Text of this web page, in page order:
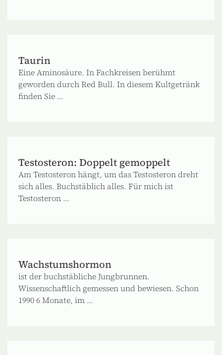
Taurin
Eine Aminosäure. In Fachkreisen berühmt
geworden durch Red Bull. In diesem Kultgetränk
finden Sie ...
Testosteron: Doppelt gemoppelt
Am Testosteron hängt, um das Testosteron dreht
sich alles. Buchstäblich alles. Für mich ist
Testosteron ...
Wachstumshormon
ist der buchstäbliche Jungbrunnen.
Wissenschaftlich gemessen und bewiesen. Schon
1990 6 Monate, im ...